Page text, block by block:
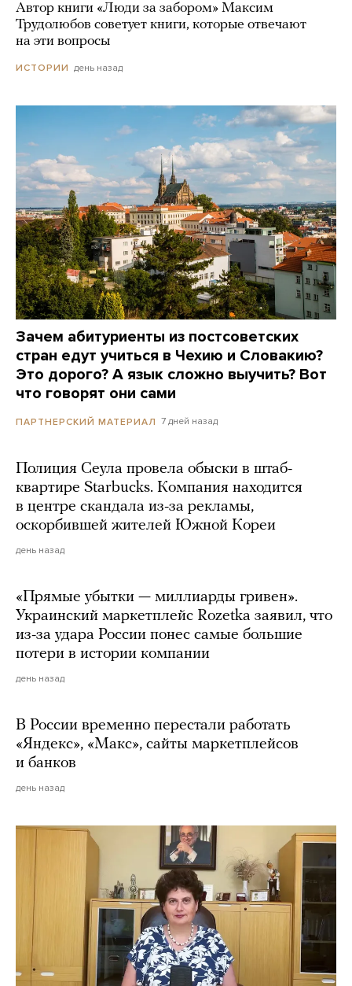
Автор книги «Люди за забором» Максим
Трудолюбов советует книги, которые отвечают
на эти вопросы
ИСТОРИИ день назад
Зачем абитуриенты из постсоветских
стран едут учиться в Чехию и Словакию?
Это дорого? А язык сложно выучить? Вот
что говорят они сами
ПАРТНЕРСКИЙ МАТЕРИАЛ 7 дней назад
Полиция Сеула провела обыски в штаб-
квартире Starbucks. Компания находится
в центре скандала из-за рекламы,
оскорбившей жителей Южной Кореи
день назад
«Прямые убытки — миллиарды гривен».
Украинский маркетплейс Rozetka заявил, что
из-за удара России понес самые большие
потери в истории компании
день назад
В России временно перестали работать
«Яндекс», «Макс», сайты маркетплейсов
и банков
день назад